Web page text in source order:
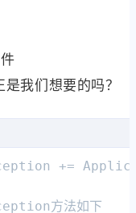
我们想要的吗？